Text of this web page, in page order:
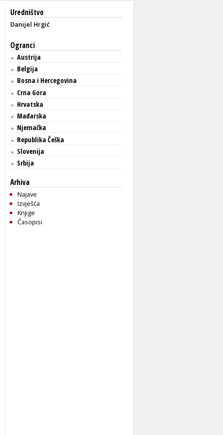
Uredništvo
Danijel Hrgić
Ogranci
► Austrija
► Belgija
► Bosna i Hercegovina
► Crna Gora
► Hrvatska
► Mađarska
► Njemačka
► Republika Češka
► Slovenija
► Srbija
Arhiva
Najave
Izvješća
Knjige
Časopisi